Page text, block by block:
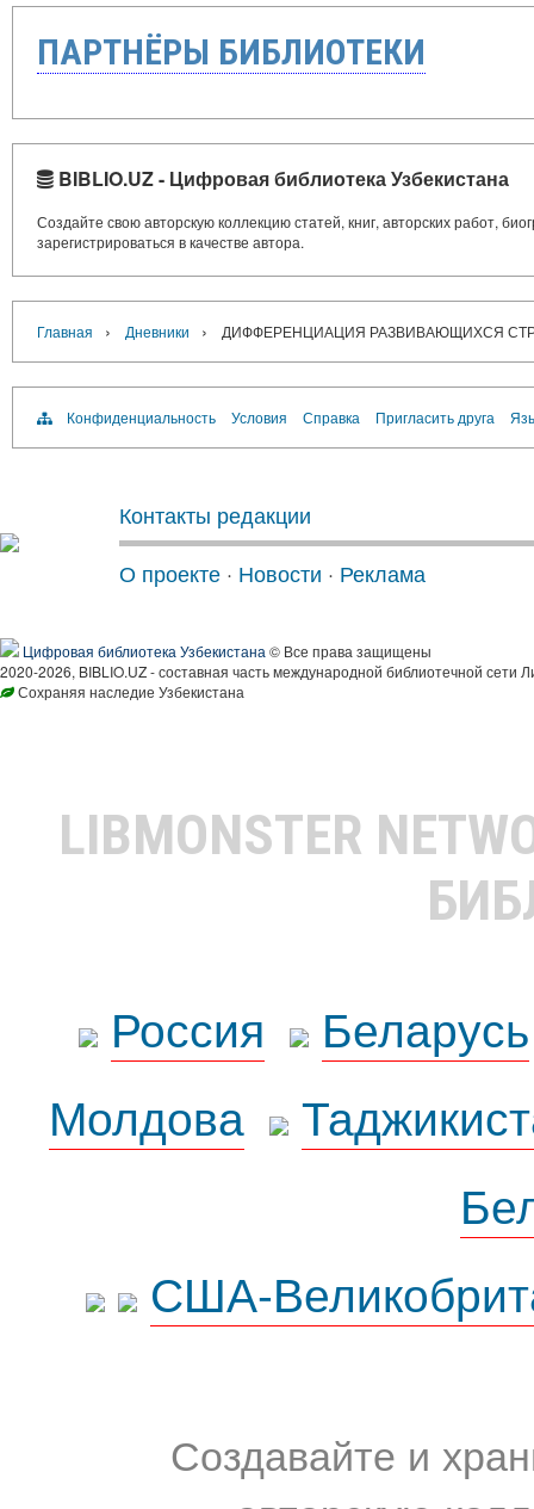
ПАРТНЁРЫ БИБЛИОТЕКИ
BIBLIO.UZ - Цифровая библиотека Узбекистана
Создайте свою авторскую коллекцию статей, книг, авторских работ,
зарегистрироваться в качестве автора.
Главная › Дневники › ДИФФЕРЕНЦИАЦИЯ РАЗВИВАЮЩИХСЯ
Конфиденциальность Условия Справка Пригласить друга
Контакты редакции
О проекте · Новости · Реклама
Цифровая библиотека Узбекистана © Все права защищены
2020-2026, BIBLIO.UZ - составная часть международной библиотечной сети
Сохраняя наследие Узбекистана
LIBMONSTER
Россия
Беларусь
Молдова
США-
Создавайте и